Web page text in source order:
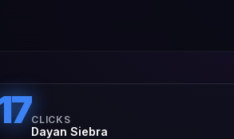
CLICKS
Dayan Siebra